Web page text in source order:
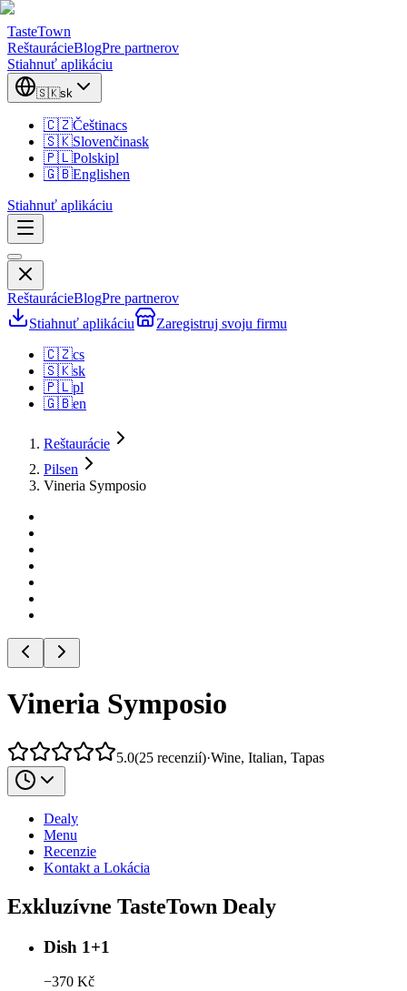
TasteTown
ReštaurácieBlogPre partnerov
Stiahnuť aplikáciu
🇸🇰sk
🇨🇿Češtinacs
🇸🇰Slovenčinask
🇵🇱Polskipl
🇬🇧Englishen
Stiahnuť aplikáciu
ReštaurácieBlogPre partnerov
Stiahnuť aplikáciu
Zaregistruj svoju firmu
🇨🇿cs
🇸🇰sk
🇵🇱pl
🇬🇧en
Reštaurácie
Pilsen
Vineria Symposio
Vineria Symposio
5.0(25 recenzií)·Wine, Italian, Tapas
Dealy
Menu
Recenzie
Kontakt a Lokácia
Exkluzívne TasteTown Dealy
Dish 1+1
−370 Kč